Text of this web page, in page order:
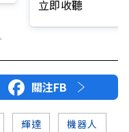
立即收聽
關注FB
輝達 機器人